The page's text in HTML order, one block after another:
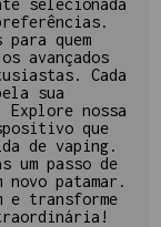
para quem
avançados
Cada
sua
nossa
que
de vaping.
um passo de
patamar.
e transforme